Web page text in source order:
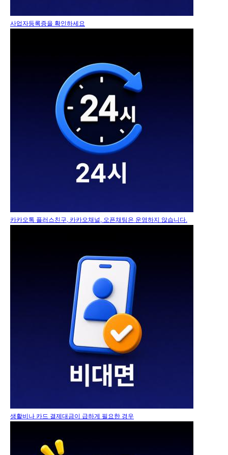
사업자등록증을 확인하세요
카카오톡 플러스친구, 카카오채널, 오픈채팅은 운영하지 않습니다.
생활비나 카드 결제대금이 급하게 필요한 경우